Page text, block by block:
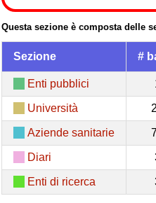
Questa sezione è composta delle
Sezione #
Enti pubblici
Università
Aziende sanitarie
Diari
Enti di ricerca